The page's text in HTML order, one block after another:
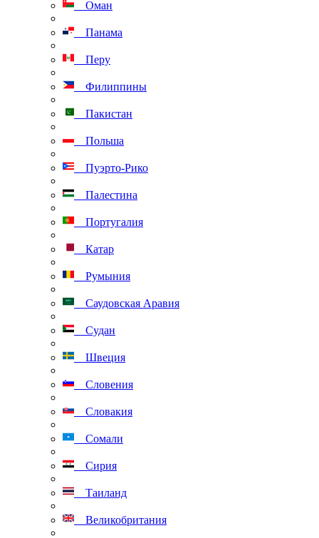
Оман
Панама
Перу
Филиппины
Пакистан
Польша
Пуэрто-Рико
Палестина
Португалия
Катар
Румыния
Саудовская Аравия
Судан
Швеция
Словения
Словакия
Сомали
Сирия
Таиланд
Великобритания